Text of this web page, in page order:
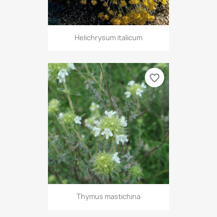
Helichrysum italicum
Thymus mastichina
favorite_border